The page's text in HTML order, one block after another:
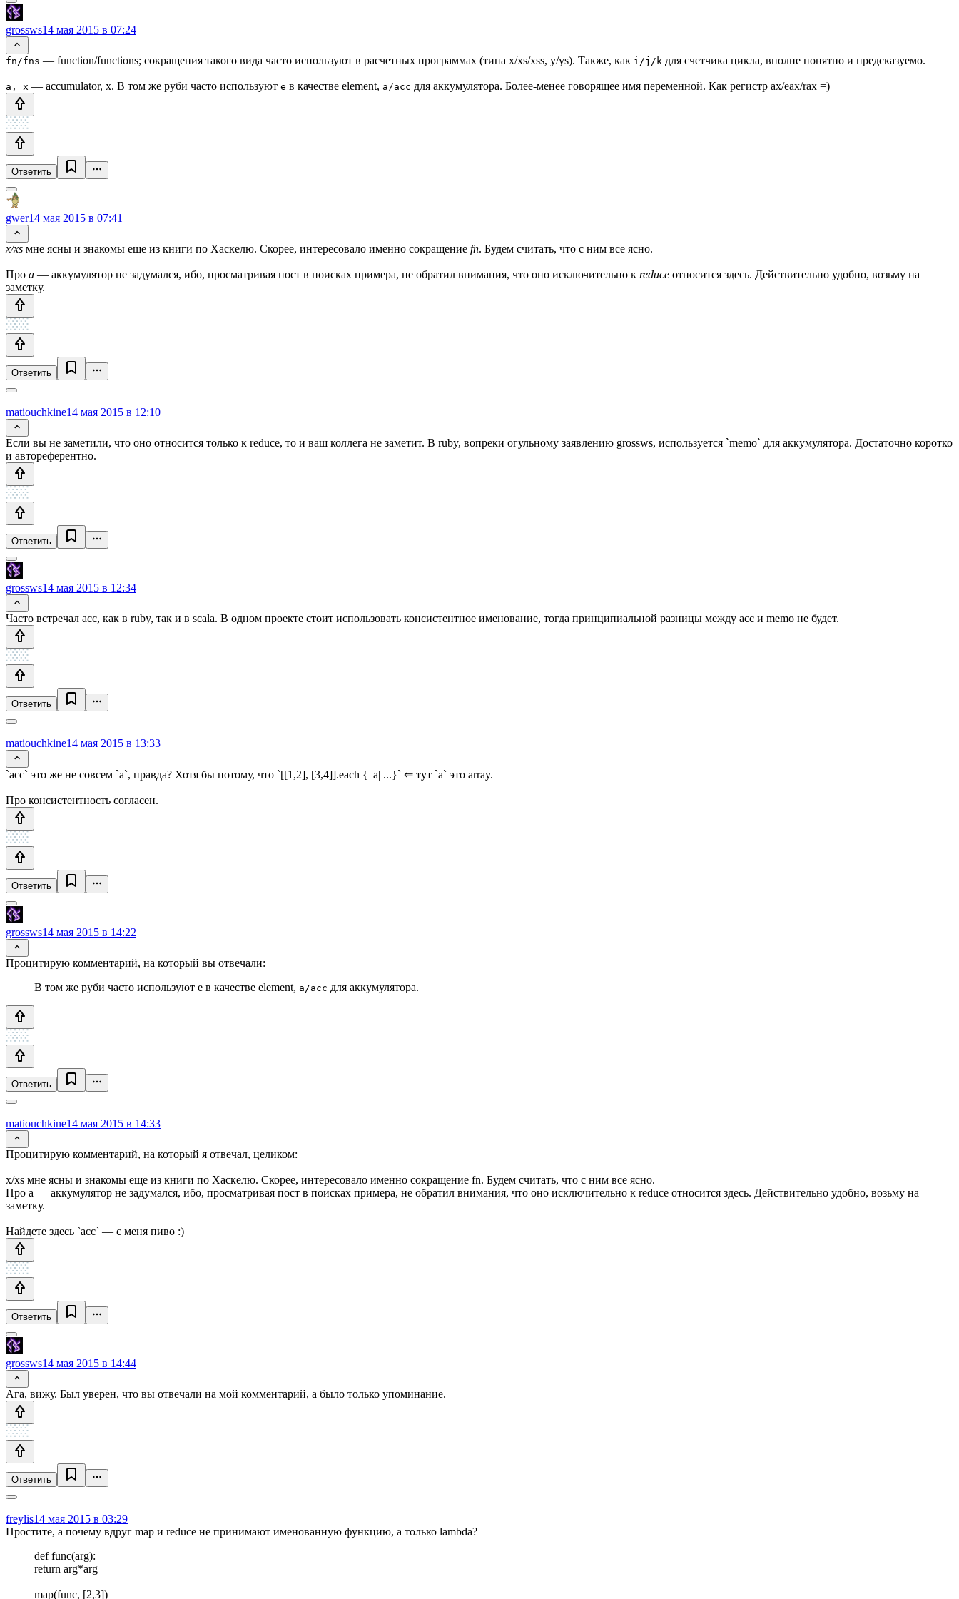
grossws14 мая 2015 в 07:24
fn/fns — function/functions; сокращения такого вида часто используют в расчетных программах (типа x/xs/xss, y/ys). Также, как i/j/k для счетчика цикла, вполне понятно и предсказуемо.
a, x — accumulator, x. В том же руби часто используют e в качестве element, a/acc для аккумулятора. Более-менее говорящее имя переменной. Как регистр ax/eax/rax =)
Ответить
gwer14 мая 2015 в 07:41
x/xs мне ясны и знакомы еще из книги по Хаскелю. Скорее, интересовало именно сокращение fn. Будем считать, что с ним все ясно.
Про a — аккумулятор не задумался, ибо, просматривая пост в поисках примера, не обратил внимания, что оно исключительно к reduce относится здесь. Действительно удобно, возьму на
заметку.
Ответить
matiouchkine14 мая 2015 в 12:10
Если вы не заметили, что оно относится только к reduce, то и ваш коллега не заметит. В ruby, вопреки огульному заявлению grossws, используется `memo` для аккумулятора. Достаточно коротко
и автореферентно.
Ответить
grossws14 мая 2015 в 12:34
Часто встречал acc, как в ruby, так и в scala. В одном проекте стоит использовать консистентное именование, тогда принципиальной разницы между acc и memo не будет.
Ответить
matiouchkine14 мая 2015 в 13:33
`acc` это же не совсем `a`, правда? Хотя бы потому, что `[[1,2], [3,4]].each { |a| ...}` ⇐ тут `a` это array.
Про консистентность согласен.
Ответить
grossws14 мая 2015 в 14:22
Процитирую комментарий, на который вы отвечали:
В том же руби часто используют e в качестве element, a/acc для аккумулятора.
Ответить
matiouchkine14 мая 2015 в 14:33
Процитирую комментарий, на который я отвечал, целиком:
x/xs мне ясны и знакомы еще из книги по Хаскелю. Скорее, интересовало именно сокращение fn. Будем считать, что с ним все ясно.
Про a — аккумулятор не задумался, ибо, просматривая пост в поисках примера, не обратил внимания, что оно исключительно к reduce относится здесь. Действительно удобно, возьму на
заметку.
Найдете здесь `acc` — с меня пиво :)
Ответить
grossws14 мая 2015 в 14:44
Ага, вижу. Был уверен, что вы отвечали на мой комментарий, а было только упоминание.
Ответить
freylis14 мая 2015 в 03:29
Простите, а почему вдруг map и reduce не принимают именованную функцию, а только lambda?
def func(arg):
return arg*arg
map(func, [2,3])